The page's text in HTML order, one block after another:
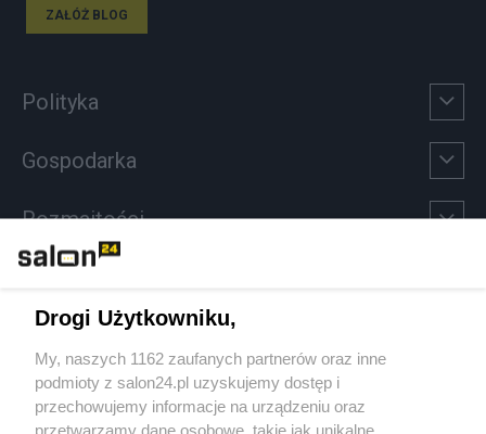
ZAŁÓŻ BLOG
Polityka
Gospodarka
Rozmaitości
Sport
Społeczeństwo
Drogi Użytkowniku,
My, naszych 1162 zaufanych partnerów oraz inne
podmioty z salon24.pl uzyskujemy dostęp i
przechowujemy informacje na urządzeniu oraz
przetwarzamy dane osobowe, takie jak unikalne